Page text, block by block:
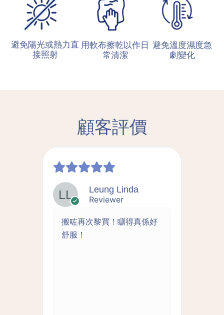
避免陽光或熱力直
接照射
用軟布擦乾以作日
常清潔
避免溫度濕度急
劇變化
顧客評價
Leung Linda
Reviewer
搬咗再次黎買！瞓得真係好
舒服！